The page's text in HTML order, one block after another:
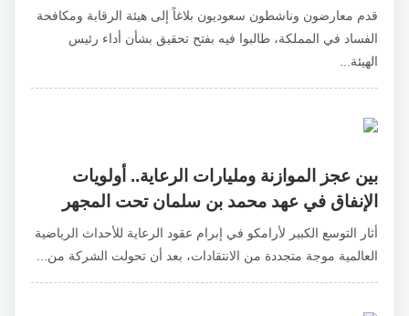
قدم معارضون وناشطون سعوديون بلاغاً إلى هيئة الرقابة ومكافحة
الفساد في المملكة، طالبوا فيه بفتح تحقيق بشأن أداء رئيس
الهيئة...
بين عجز الموازنة ومليارات الرعاية.. أولويات
الإنفاق في عهد محمد بن سلمان تحت المجهر
أثار التوسع الكبير لأرامكو في إبرام عقود الرعاية للأحداث الرياضية
العالمية موجة متجددة من الانتقادات، بعد أن تحولت الشركة من...